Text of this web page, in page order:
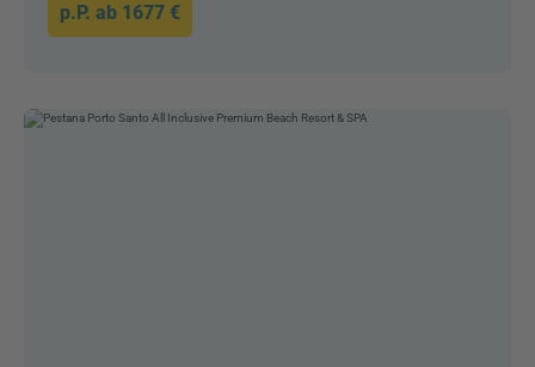
p.P. ab 1677 €